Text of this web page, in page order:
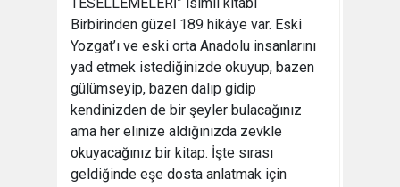
Birbirinden güzel 189 hikâye var. Eski
Yozgat’ı ve eski orta Anadolu insanlarını
yad etmek istediğinizde okuyup, bazen
gülümseyip, bazen dalıp gidip
kendinizden de bir şeyler bulacağınız
ama her elinize aldığınızda zevkle
okuyacağınız bir kitap. İşte sırası
geldiğinde eşe dosta anlatmak için